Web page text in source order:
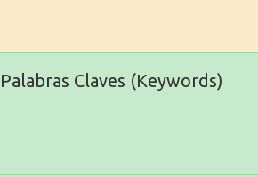
Palabras Claves (Keywords)